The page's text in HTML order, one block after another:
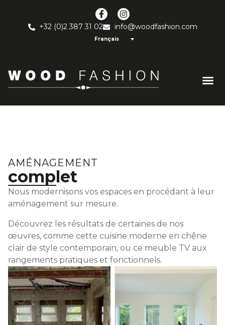
+32 (0)2 387 31 02 info@woodfashion.com
Français
AMÉNAGEMENT
complet
Nous modernisons vos espaces en procédant à leur
aménagement sur mesure.
Découvrez les résultats de certaines de nos
œuvres, comme cette cuisine moderne en chêne
clair de style contemporain, ou ce meuble TV aux
rangements pratiques et fonctionnels.